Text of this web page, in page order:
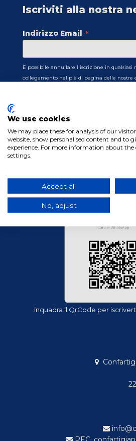
Iscriviti alla nostra
Indirizzo Email *
È possibile annullare l'iscrizione in qualsiasi
collegamento nel piè di pagina delle nostre
sotto per iscriverti, riconosci che le tue
Scopri di più sulle pratiche
Mailchimp qui.
inquadra il QrCode per
We use cookies
We may place these for analysis of our
website, show personalised content and to
experience. For more information about the
settings.
Accept all
No, adjust